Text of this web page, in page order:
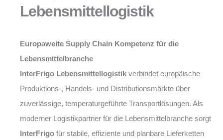
Lebensmittellogistik
Europaweite Supply Chain Kompetenz für die
Lebensmittelbranche
InterFrigo Lebensmittellogistik verbindet europäische
Produktions-, Handels- und Distributionsmärkte über
zuverlässige, temperaturgeführte Transportlösungen. Als
moderner Logistikpartner für die Lebensmittelbranche sorgt
InterFrigo für stabile, effiziente und planbare Lieferketten